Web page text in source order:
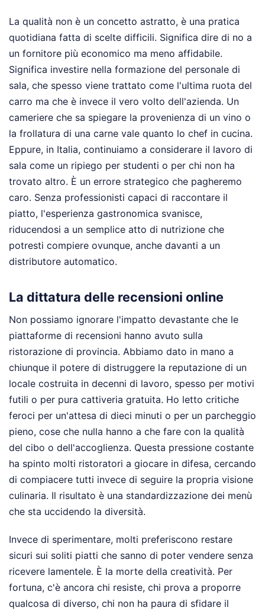
La qualità non è un concetto astratto, è una pratica
quotidiana fatta di scelte difficili. Significa dire di no a
un fornitore più economico ma meno affidabile.
Significa investire nella formazione del personale di
sala, che spesso viene trattato come l'ultima ruota del
carro ma che è invece il vero volto dell'azienda. Un
cameriere che sa spiegare la provenienza di un vino o
la frollatura di una carne vale quanto lo chef in cucina.
Eppure, in Italia, continuiamo a considerare il lavoro di
sala come un ripiego per studenti o per chi non ha
trovato altro. È un errore strategico che pagheremo
caro. Senza professionisti capaci di raccontare il
piatto, l'esperienza gastronomica svanisce,
riducendosi a un semplice atto di nutrizione che
potresti compiere ovunque, anche davanti a un
distributore automatico.
La dittatura delle recensioni online
Non possiamo ignorare l'impatto devastante che le
piattaforme di recensioni hanno avuto sulla
ristorazione di provincia. Abbiamo dato in mano a
chiunque il potere di distruggere la reputazione di un
locale costruita in decenni di lavoro, spesso per motivi
futili o per pura cattiveria gratuita. Ho letto critiche
feroci per un'attesa di dieci minuti o per un parcheggio
pieno, cose che nulla hanno a che fare con la qualità
del cibo o dell'accoglienza. Questa pressione costante
ha spinto molti ristoratori a giocare in difesa, cercando
di compiacere tutti invece di seguire la propria visione
culinaria. Il risultato è una standardizzazione dei menù
che sta uccidendo la diversità.
Invece di sperimentare, molti preferiscono restare
sicuri sui soliti piatti che sanno di poter vendere senza
ricevere lamentele. È la morte della creatività. Per
fortuna, c'è ancora chi resiste, chi prova a proporre
qualcosa di diverso, chi non ha paura di sfidare il